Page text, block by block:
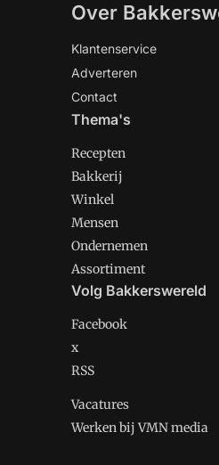
Over
Klantenservice
Adverteren
Contact
Thema's
Recepten
Bakkerij
Winkel
Mensen
Ondernemen
Assortiment
Volg Bakkerswereld
Facebook
x
RSS
Vacatures
Werken bij VMN media